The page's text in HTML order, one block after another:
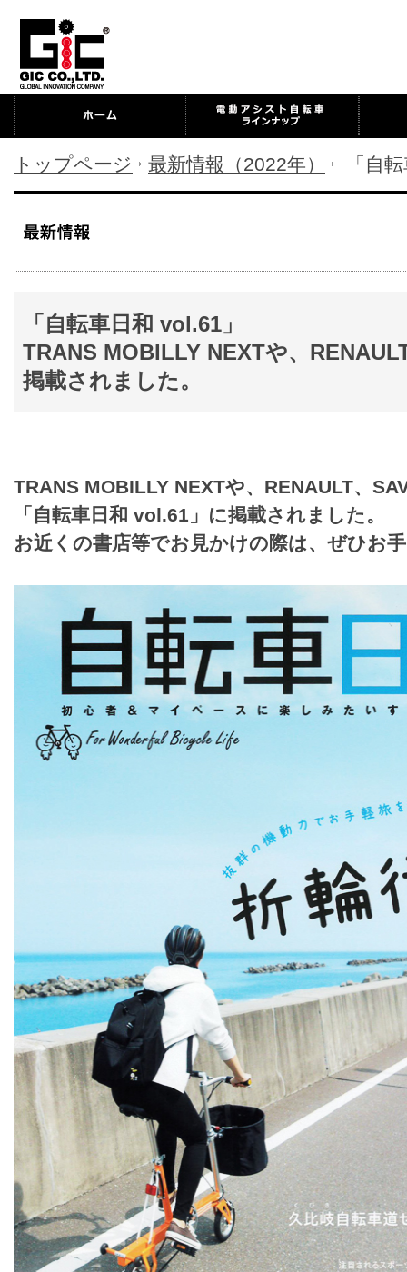
トップページ 最新情報（2022年） 「自
「自転車日和 vol.61」
TRANS MOBILLY NEXTや、
掲載されました。
TRANS MOBILLY NEXTや、RENAULT、
「自転車日和 vol.61」に掲載されました。
お近くの書店等でお見かけの際は、ぜひお